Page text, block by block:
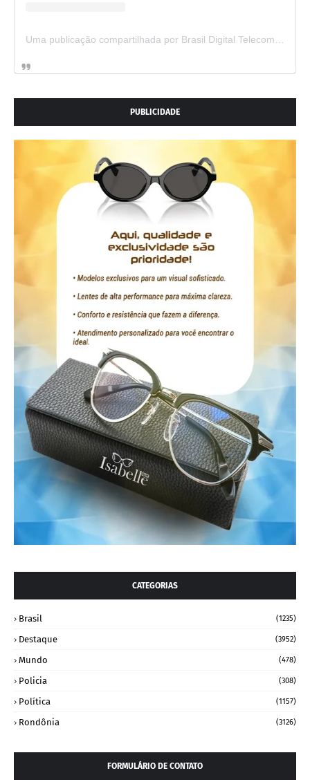
Uma publicação compartilhada por Brasil Digital Telecom (@brasildigitaltelecom)
PUBLICIDADE
CATEGORIAS
Brasil (1235)
Destaque (3952)
Mundo (478)
Policia (308)
Política (1157)
Rondônia (3126)
FORMULÁRIO DE CONTATO